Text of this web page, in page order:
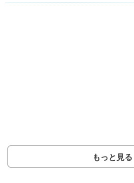
もっと見る